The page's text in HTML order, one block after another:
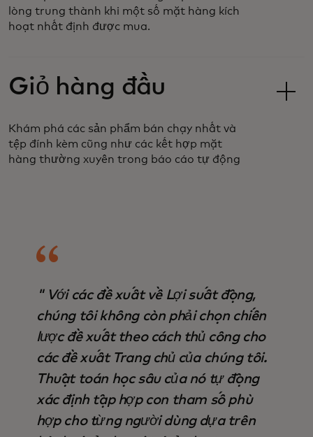
lòng trung thành khi một số mặt hàng kích
hoạt nhất định được mua.
Giỏ hàng đầu
Khám phá các sản phẩm bán chạy nhất và
tệp đính kèm cũng như các kết hợp mặt
hàng thường xuyên trong báo cáo tự động
" Với các đề xuất về Lợi suất động,
chúng tôi không còn phải chọn chiến
lược đề xuất theo cách thủ công cho
các đề xuất Trang chủ của chúng tôi.
Thuật toán học sâu của nó tự động
xác định tập hợp con tham số phù
hợp cho từng người dùng dựa trên